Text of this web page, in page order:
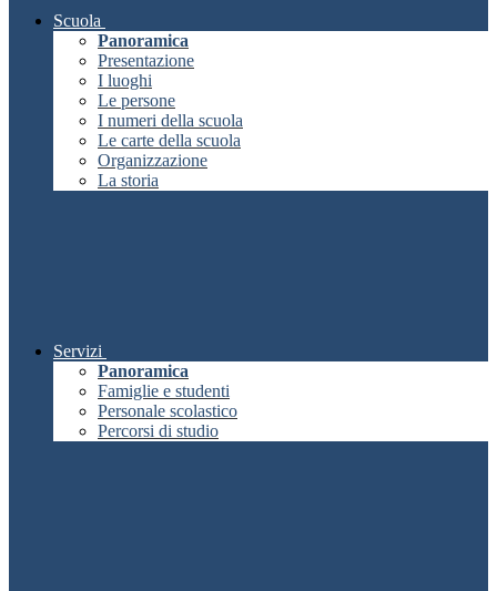
Scuola
Panoramica
Presentazione
I luoghi
Le persone
I numeri della scuola
Le carte della scuola
Organizzazione
La storia
Servizi
Panoramica
Famiglie e studenti
Personale scolastico
Percorsi di studio